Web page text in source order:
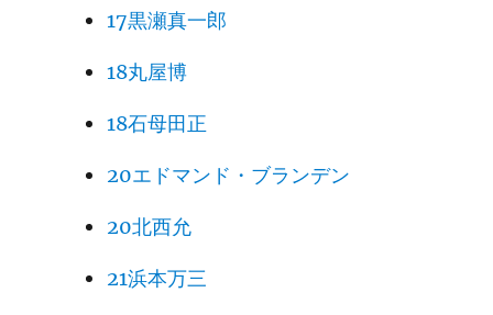
17黒瀬真一郎
18丸屋博
18石母田正
20エドマンド・ブランデン
20北西允
21浜本万三